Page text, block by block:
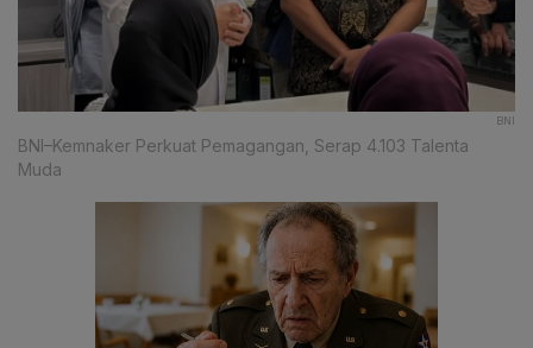
BNI
BNI–Kemnaker Perkuat Pemagangan, Serap 4.103 Talenta
Muda